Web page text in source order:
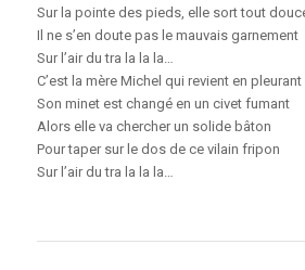
Sur la pointe des pieds, elle sort tout
Il ne s’en doute pas le mauvais garnement
Sur l’air du tra la la la…
C’est la mère Michel qui revient en pleurant
Son minet est changé en un civet fumant
Alors elle va chercher un solide bâton
Pour taper sur le dos de ce vilain fripon
Sur l’air du tra la la la…